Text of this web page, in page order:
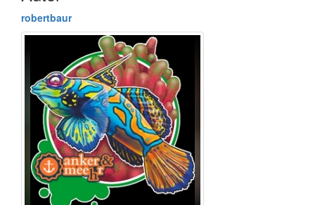
robertbaur